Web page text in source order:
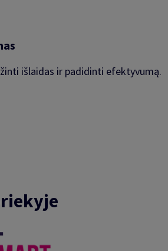
išlaidas ir padidinti efektyvumą.